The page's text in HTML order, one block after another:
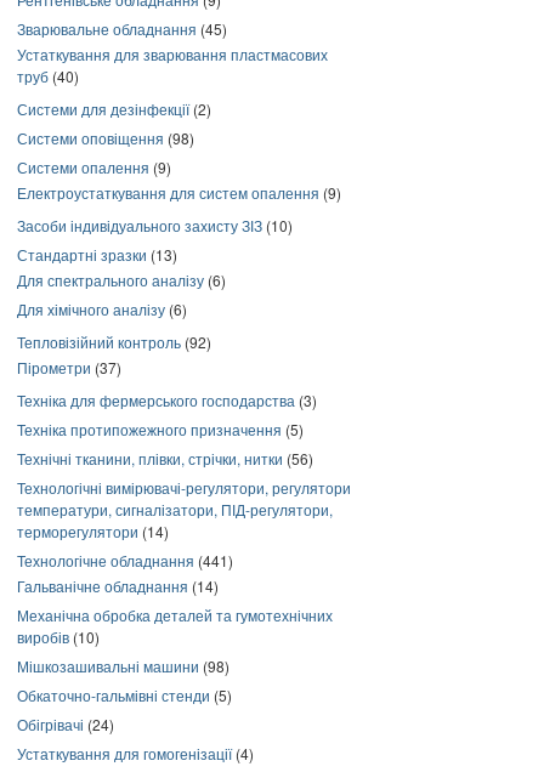
Зварювальне обладнання (45)
Устаткування для зварювання пластмасових
труб (40)
Системи для дезінфекції(2)
Системи оповіщення (98)
Системи опалення (9)
Електроустаткування для систем опалення (9)
Засоби індивідуального захисту ЗІЗ (10)
Стандартні зразки (13)
Для спектрального аналізу (6)
Для хімічного аналізу (6)
Тепловізійний контроль (92)
Пірометри (37)
Техніка для фермерського господарства (3)
Техніка протипожежного призначення (5)
Технічні тканини, плівки, стрічки, нитки (56)
Технологічні вимірювачі-регулятори, регулятори
температури, сигналізатори, ПІД-регулятори,
терморегулятори (14)
Технологічне обладнання (441)
Гальванічне обладнання (14)
Механічна обробка деталей та гумотехнічних
виробів (10)
Мішкозашивальні машини (98)
Обкаточно-гальмівні стенди (5)
Обігрівачі (24)
Устаткування для гомогенізації(4)